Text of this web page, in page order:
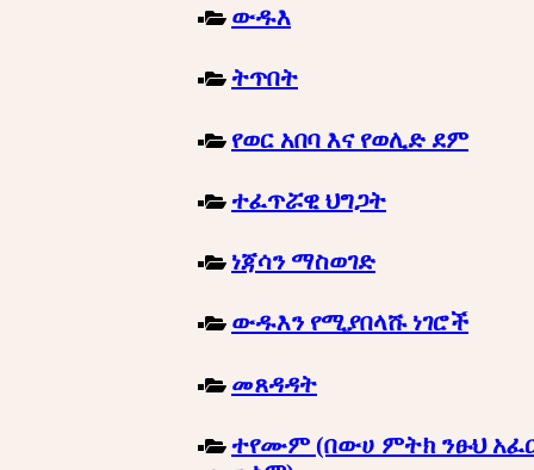
ውዱእ
ትጥበት
የወር አበባ እና የወሊድ ደም
ተፈጥሯዊ ህግጋት
ነጃሳን ማስወገድ
ውዱእን የሚያበላሹ ነገሮች
መጸዳዳት
ተየሙም (በውሀ ምትክ ንፁህ